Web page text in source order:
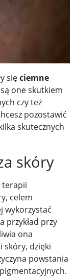
sięciemne
one skutkiem
czy też
pozostawić
skutecznych
skóry
terapii
celem
wykorzystać
przykład przy
ona
skóry, dzięki
powstania